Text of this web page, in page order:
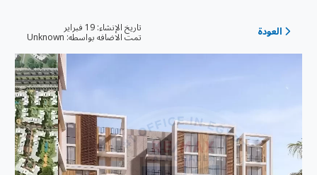
العودة تاريخ الإنشاء:
تمت الاضافه بواسطه: Unknown